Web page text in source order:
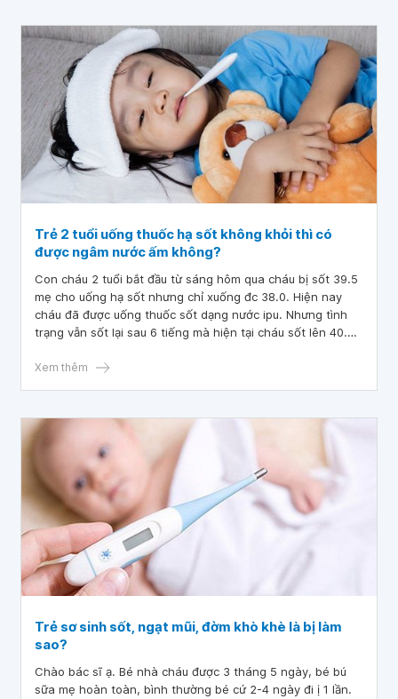
Trẻ 2 tuổi uống thuốc hạ sốt không khỏi thì có
được ngâm nước ấm không?
Con cháu 2 tuổi bắt đầu từ sáng hôm qua cháu bị sốt 39.5
mẹ cho uống hạ sốt nhưng chỉ xuống đc 38.0. Hiện nay
cháu đã được uống thuốc sốt dạng nước ipu. Nhưng tình
trạng vẫn sốt lại sau 6 tiếng mà hiện tại cháu sốt lên 40.2.
không ạ
Xem thêm
Trẻ sơ sinh sốt, ngạt mũi, đờm khò khè là bị làm
sao?
Chào bác sĩ ạ. Bé nhà cháu được 3 tháng 5 ngày, bé bú
sữa mẹ hoàn toàn, bình thường bé cứ 2-4 ngày đi ị 1 lần.